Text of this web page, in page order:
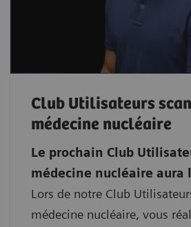
Club Utilisateurs
médecine nucléaire
Le prochain Club
médecine nucléaire aura
Lors de notre Club
médecine nucléaire, vous